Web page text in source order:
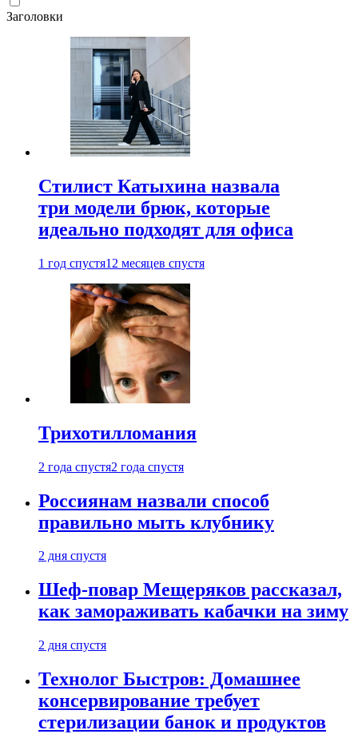
Заголовки
Стилист Катыхина назвала
три модели брюк, которые
идеально подходят для офиса
1 год спустя12 месяцев спустя
Трихотилломания
2 года спустя2 года спустя
Россиянам назвали способ
правильно мыть клубнику
2 дня спустя
Шеф-повар Мещеряков рассказал,
как замораживать кабачки на зиму
2 дня спустя
Технолог Быстров: Домашнее
консервирование требует
стерилизации банок и продуктов